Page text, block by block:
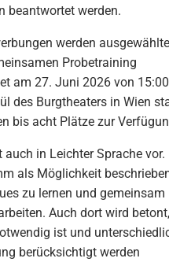
beantwortet werden.
werden ausgewählte
Probetraining
am 27. Juni 2026 von 15:00
des Burgtheaters in Wien
bis acht Plätze zur
in Leichter Sprache vor.
als Möglichkeit
zu lernen und gemeinsam
Auch dort wird betont,
ist und
berücksichtigt werden